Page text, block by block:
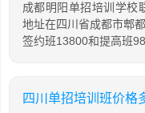
成都明阳单招培训学校
地址在四川省成都市郫
签约班13800和提高班